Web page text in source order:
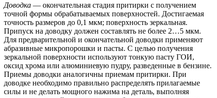
Доводка — окончательная стадия притирки с получением
точной формы обрабатываемых поверхностей. Достигаемая
точность размеров до 0,1 мкм; поверхность зеркальная.
Припуск на доводку должен составлять не более 2…5 мкм.
Для предварительной и окончательной доводки применяют
абразивные микропорошки и пасты. С целью получения
зеркальной поверхности используют тонкую пасту ГОИ,
оксид хрома или алюминиевую пудру, разведенные в бензине.
Приемы доводки аналогичны приемам притирки. При
доводке необходимо правильно распределять прилагаемые
силы и не делать мощного нажима на деталь, выполняя